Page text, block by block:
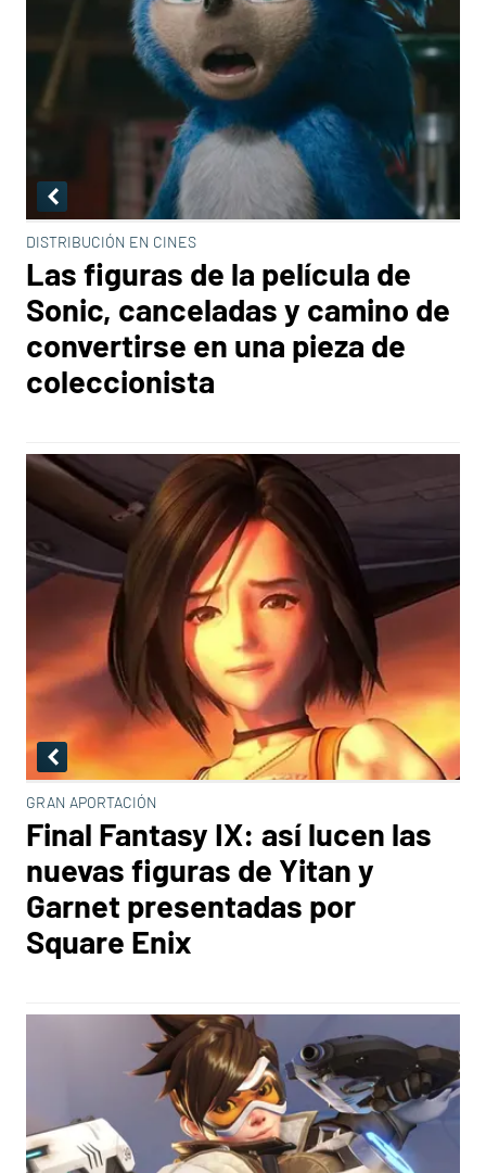
DISTRIBUCIÓN EN CINES
Las figuras de la película de
Sonic, canceladas y camino de
convertirse en una pieza de
coleccionista
GRAN APORTACIÓN
Final Fantasy IX: así lucen las
nuevas figuras de Yitan y
Garnet presentadas por
Square Enix